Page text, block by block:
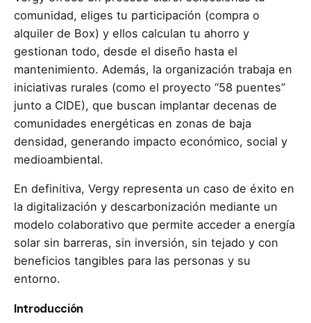
comunidad, eliges tu participación (compra o
alquiler de Box) y ellos calculan tu ahorro y
gestionan todo, desde el diseño hasta el
mantenimiento. Además, la organización trabaja en
iniciativas rurales (como el proyecto “58 puentes”
junto a CIDE), que buscan implantar decenas de
comunidades energéticas en zonas de baja
densidad, generando impacto económico, social y
medioambiental.
En definitiva, Vergy representa un caso de éxito en
la digitalización y descarbonización mediante un
modelo colaborativo que permite acceder a energía
solar sin barreras, sin inversión, sin tejado y con
beneficios tangibles para las personas y su
entorno.
Introducción